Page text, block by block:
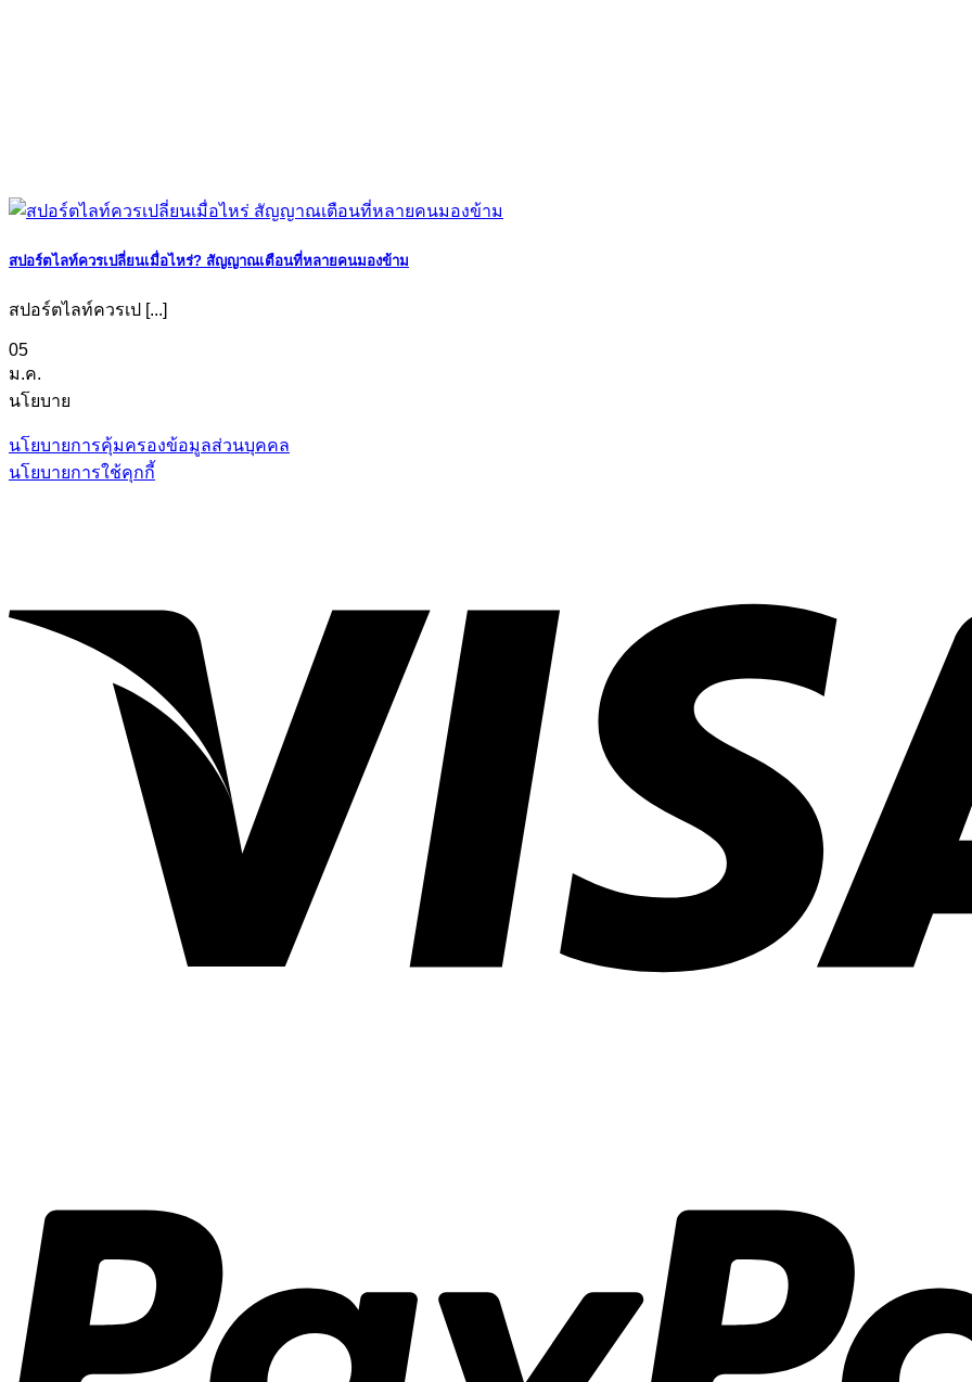
สปอร์ตไลท์ควรเปลี่ยนเมื่อไหร่? สัญญาณเตือนที่หลายคนมองข้าม
สปอร์ตไลท์ควรเป [...]
05
ม.ค.
นโยบาย
นโยบายการคุ้มครองข้อมูลส่วนบุคคล
นโยบายการใช้คุกกี้